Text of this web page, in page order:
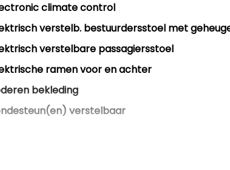
climate control
verstelb. bestuurdersstoel met
verstelbare passagiersstoel
ramen voor en achter
bekleding
verstelbaar